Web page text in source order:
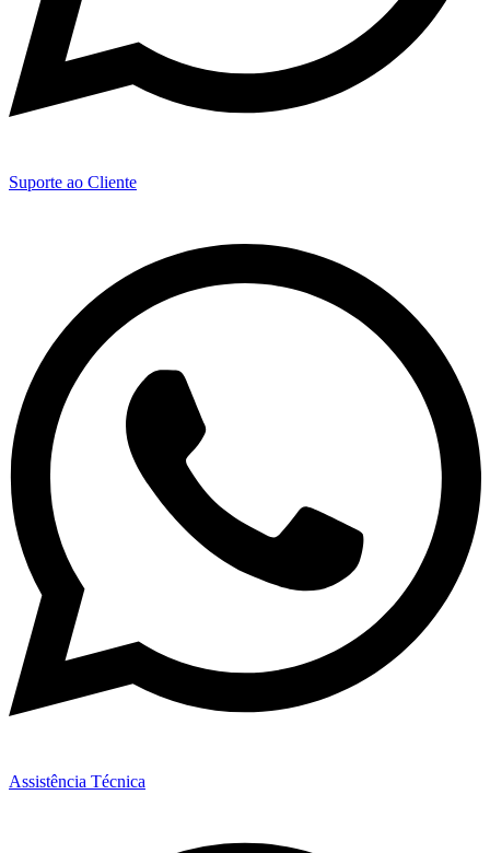
Suporte ao Cliente
Assistência Técnica